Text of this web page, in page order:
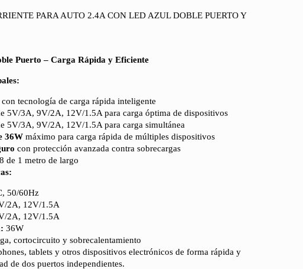
PARA AUTO 2.4A CON LED AZUL DOBLE PUERTO Y
Puerto – Carga Rápida y Eficiente
con tecnología de carga rápida inteligente
5V/3A, 9V/2A, 12V/1.5A para carga óptima de dispositivos
5V/3A, 9V/2A, 12V/1.5A para carga simultánea
36W máximo para carga rápida de múltiples dispositivos
con protección avanzada contra sobrecargas
de 1 metro de largo
50/60Hz
2A, 12V/1.5A
2A, 12V/1.5A
36W
cortocircuito y sobrecalentamiento
tablets y otros dispositivos electrónicos de forma rápida y
de dos puertos independientes.